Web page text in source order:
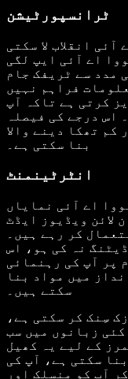
ٹرانسپورٹیشن
انقلاب لا سکتی
اے آئی ایپ لگی
مدد سے ٹریفک جام
فراہم نہیں
کرتی ہے تاکہ آپ
اس درجے کی فیصلہ
کم تھکا دینے والا
بنا سکتی ہے۔
انٹرٹینمنٹ
اے آئی نمایاں
لائن ویڈیوز ایڈٹ
کر رہے ہیں۔
نہ کی ہو، اس
پر آپ کی رہنمائی
میں مواد بنا
سِنک کر سکتی ہے،
زبانوں میں سب
کے لیے یہ کھیل
سکتی ہے، آپ کی
آپ کو منسلک اور